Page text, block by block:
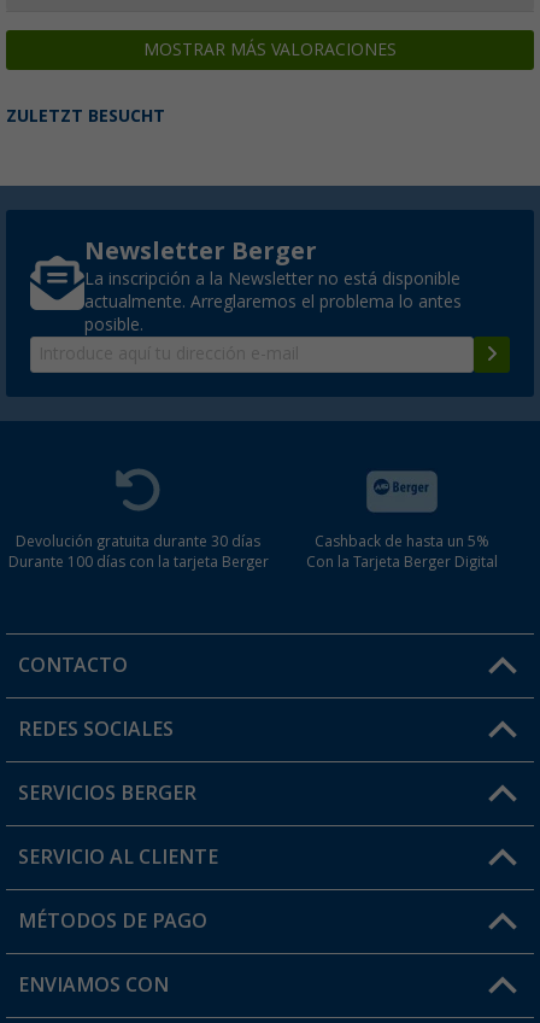
MOSTRAR MÁS VALORACIONES
ZULETZT BESUCHT
Newsletter Berger
La inscripción a la Newsletter no está disponible
actualmente. Arreglaremos el problema lo antes
posible.
Devolución gratuita durante 30 días
Durante 100 días con la tarjeta Berger
Cashback de hasta un 5%
Con la Tarjeta Berger Digital
CONTACTO
Horario de atención al cliente:
¿Tienes alguna duda?
REDES SOCIALES
SERVICIOS BERGER
Conviértete en distribuidor
Mi cuenta
Tarjeta Berger Digital
SERVICIO AL CLIENTE
FAQ y Contacto
Información de envío
MÉTODOS DE PAGO
ENVIAMOS CON